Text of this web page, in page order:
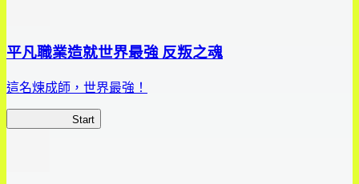
平凡職業造就世界最強 反叛之魂
這名煉成師，世界最強！
Start